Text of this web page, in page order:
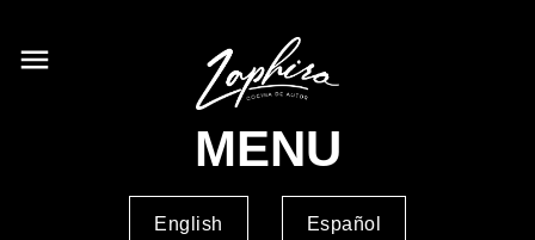
menu
MENU
English Español